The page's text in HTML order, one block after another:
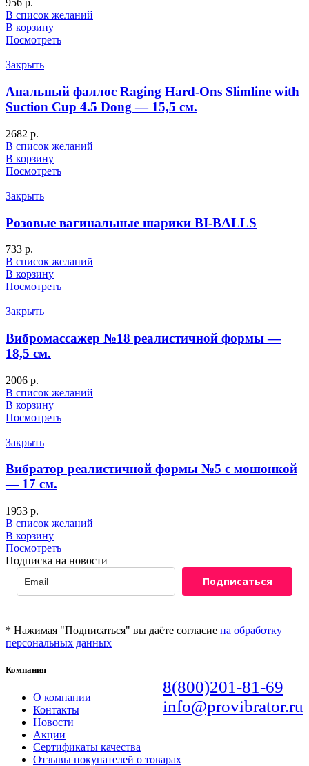
956 р.
В список желаний
В корзину
Посмотреть
Закрыть
Анальный фаллос Raging Hard-Ons Slimline with
Suction Cup 4.5 Dong — 15,5 см.
2682 р.
В список желаний
В корзину
Посмотреть
Закрыть
Розовые вагинальные шарики BI-BALLS
733 р.
В список желаний
В корзину
Посмотреть
Закрыть
Вибромассажер №18 реалистичной формы —
18,5 см.
2006 р.
В список желаний
В корзину
Посмотреть
Закрыть
Вибратор реалистичной формы №5 с мошонкой
— 17 см.
1953 р.
В список желаний
В корзину
Посмотреть
Подписка на новости
Подписаться
* Нажимая "Подписаться" вы даёте согласие на обработку
персональных данных
8(800)201-81-69
info@provibrator.ru
Компания
О компании
Контакты
Новости
Акции
Сертификаты качества
Отзывы покупателей о товарах